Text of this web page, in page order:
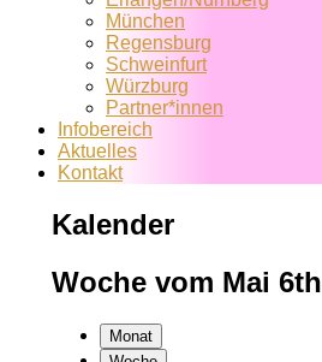
München
Regensburg
Schweinfurt
Würzburg
Partner*innen
Infobereich
Aktuelles
Kontakt
Kalender
Woche vom Mai 6th
Monat